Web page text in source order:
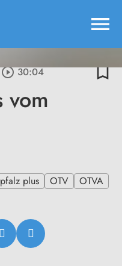
menu
play_circle_outline30:04 bookmark_border
vom
plus OTV
OTVA